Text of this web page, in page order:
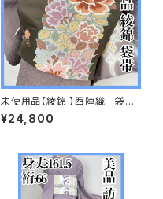
未使用品【綾錦 】西陣織 袋
帯 正絹 s667
¥24,800